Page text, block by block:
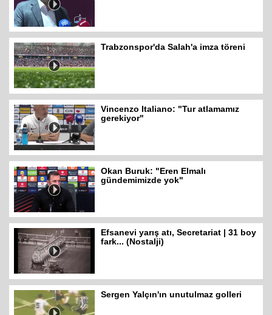
Trabzonspor'da Salah'a imza töreni
Vincenzo Italiano: "Tur atlamamız
gerekiyor"
Okan Buruk: "Eren Elmalı
gündemimizde yok"
Efsanevi yarış atı, Secretariat | 31 boy
fark... (Nostalji)
Sergen Yalçın'ın unutulmaz golleri